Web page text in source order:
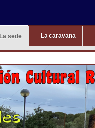
La sede La caravana